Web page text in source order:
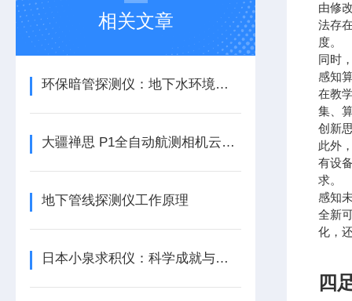
相关文章
环保暗管探测仪：地下水环境的守护者
大疆禅思 P1全自动航测相机云台简介
地下管线探测仪工作原理
日本小泉求积仪：科学成就与技术创新
由修
法存
度。
同时
感知
在教
集、
创新
此外
有设
求。
感知
全新
化，
四